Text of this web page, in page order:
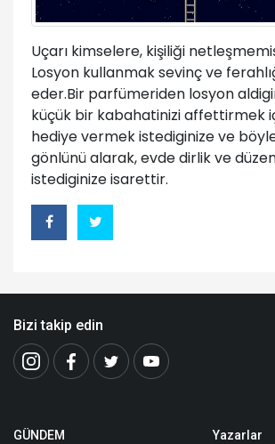
Uçarı kimselere, kişiliği
Losyon kullanmak sevinç ve
eder.Bir parfümeriden losyon
küçük bir kabahatinizi affettirmek
hediye vermek istediginize ve
gönlünü alarak, evde dirlik ve
istediginize isarettir.
Bizi takip edin
GÜNDEM
Yazarlar